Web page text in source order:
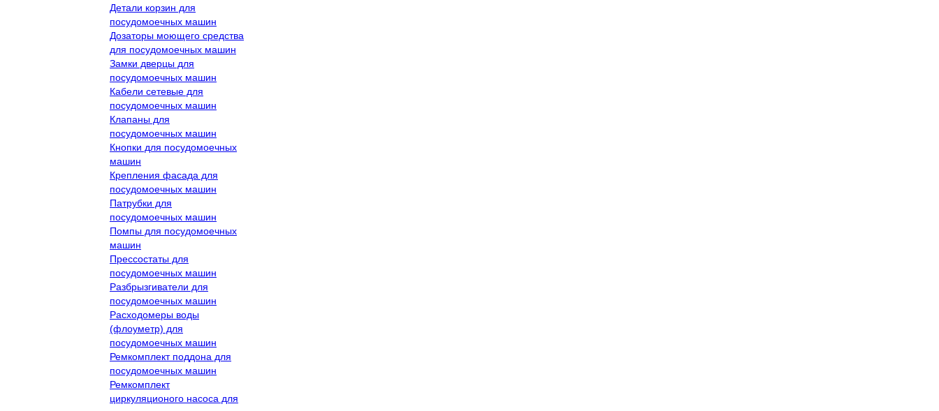
Детали корзин для
посудомоечных машин
Дозаторы моющего средства
для посудомоечных машин
Замки дверцы для
посудомоечных машин
Кабели сетевые для
посудомоечных машин
Клапаны для
посудомоечных машин
Кнопки для посудомоечных
машин
Крепления фасада для
посудомоечных машин
Патрубки для
посудомоечных машин
Помпы для посудомоечных
машин
Прессостаты для
посудомоечных машин
Разбрызгиватели для
посудомоечных машин
Расходомеры воды
(флоуметр) для
посудомоечных машин
Ремкомплект поддона для
посудомоечных машин
Ремкомплект
циркуляционого насоса для